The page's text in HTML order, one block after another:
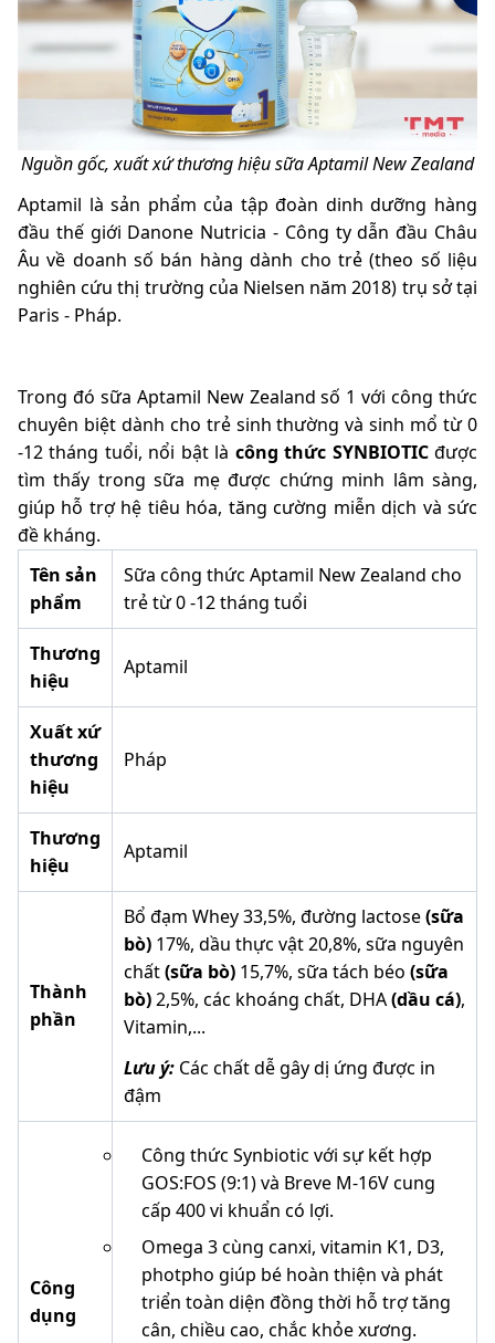
Nguồn gốc, xuất xứ thương hiệu sữa Aptamil New Zealand
Aptamil là sản phẩm của tập đoàn dinh dưỡng hàng
đầu thế giới Danone Nutricia - Công ty dẫn đầu Châu
Âu về doanh số bán hàng dành cho trẻ (theo số liệu
nghiên cứu thị trường của Nielsen năm 2018) trụ sở tại
Paris - Pháp.
Trong đó sữa Aptamil New Zealand số 1 với công thức
chuyên biệt dành cho trẻ sinh thường và sinh mổ từ 0
-12 tháng tuổi, nổi bật là công thức SYNBIOTICđược
tìm thấy trong sữa mẹ được chứng minh lâm sàng,
giúp hỗ trợ hệ tiêu hóa, tăng cường miễn dịch và sức
đề kháng.
Tên sản
phẩm
Sữa công thức Aptamil New Zealand cho
trẻ từ 0 -12 tháng tuổi
Thương
hiệu
Aptamil
Xuất xứ
thương
hiệu
Pháp
Thương
hiệu
Aptamil
Thành
phần
Bổ đạm Whey 33,5%, đường lactose(sữa
bò) 17%, dầu thực vật 20,8%, sữa nguyên
chất(sữa bò) 15,7%, sữa tách béo (sữa
bò)2,5%, các khoáng chất, DHA(dầu cá),
Vitamin,...
Lưu ý: Các chất dễ gây dị ứng được in
đậm
Công
dụng
Công thức Synbiotic với sự kết hợp
GOS:FOS (9:1) và Breve M-16V cung
cấp 400 vi khuẩn có lợi.
Omega 3 cùng canxi, vitamin K1, D3,
photpho giúp bé hoàn thiện và phát
triển toàn diện đồng thời hỗ trợ tăng
cân, chiều cao, chắc khỏe xương.